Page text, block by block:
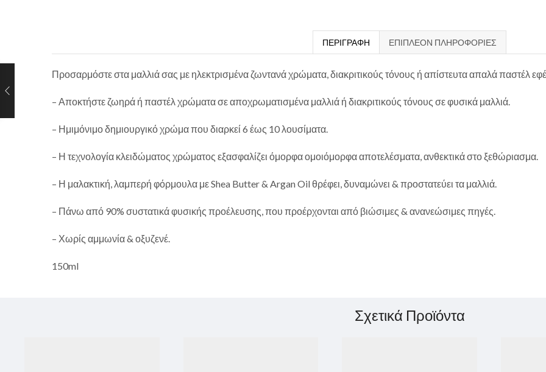
ΠΕΡΙΓΡΑΦΉ ΕΠΙΠΛΈΟΝ ΠΛΗΡΟΦΟΡΊΕΣ
Προσαρμόστε στα μαλλιά σας με ηλεκτρισμένα ζωντανά χρώματα, διακριτικούς τόνους ή απίστευτα απαλά παστέλ
– Αποκτήστε ζωηρά ή παστέλ χρώματα σε αποχρωματισμένα μαλλιά ή διακριτικούς τόνους σε φυσικά μαλλιά.
– Ημιμόνιμο δημιουργικό χρώμα που διαρκεί 6 έως 10 λουσίματα.
– Η τεχνολογία κλειδώματος χρώματος εξασφαλίζει όμορφα ομοιόμορφα αποτελέσματα, ανθεκτικά στο ξεθώριασμα.
– Η μαλακτική, λαμπερή φόρμουλα με Shea Butter & Argan Oil θρέφει, δυναμώνει & προστατεύει τα μαλλιά.
– Πάνω από 90% συστατικά φυσικής προέλευσης, που προέρχονται από βιώσιμες & ανανεώσιμες πηγές.
– Χωρίς αμμωνία & οξυζενέ.
150ml
Σχετικά Προϊόντα